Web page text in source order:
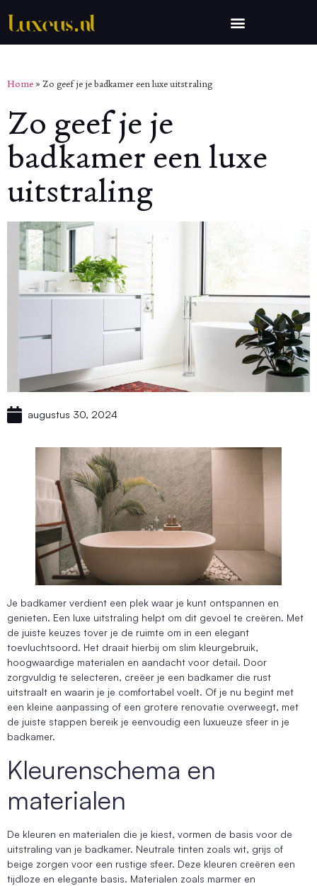
Home » Zo geef je je badkamer een luxe uitstraling
Zo geef je je
badkamer een luxe
uitstraling
augustus 30, 2024
Je badkamer verdient een plek waar je kunt ontspannen en
genieten. Een luxe uitstraling helpt om dit gevoel te creëren. Met
de juiste keuzes tover je de ruimte om in een elegant
toevluchtsoord. Het draait hierbij om slim kleurgebruik,
hoogwaardige materialen en aandacht voor detail. Door
zorgvuldig te selecteren, creëer je een badkamer die rust
uitstraalt en waarin je je comfortabel voelt. Of je nu begint met
een kleine aanpassing of een grotere renovatie overweegt, met
de juiste stappen bereik je eenvoudig een luxueuze sfeer in je
badkamer.
Kleurenschema en
materialen
De kleuren en materialen die je kiest, vormen de basis voor de
uitstraling van je badkamer. Neutrale tinten zoals wit, grijs of
beige zorgen voor een rustige sfeer. Deze kleuren creëren een
tijdloze en elegante basis. Materialen zoals marmer en